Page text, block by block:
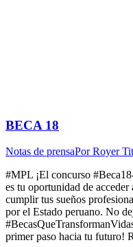
BECA 18
Notas de prensaPorRoyer
#MPL ¡El concurso
es tu oportunidad de
cumplir tus sueños
por el Estado peruano. No
primer paso hacia tu futuro!